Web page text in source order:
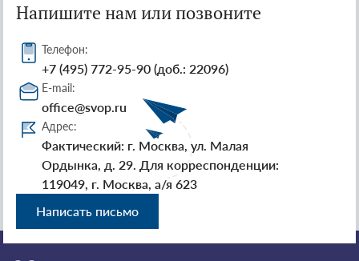
Напишите нам или позвоните
Телефон:
+7 (495) 772-95-90 (доб.: 22096)
E-mail:
office@svop.ru
Адрес:
Фактический: г. Москва, ул. Малая
Ордынка, д. 29. Для корреспонденции:
119049, г. Москва, а/я 623
Написать письмо